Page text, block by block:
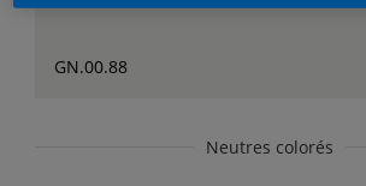
GN.00.88
Neutres colorés